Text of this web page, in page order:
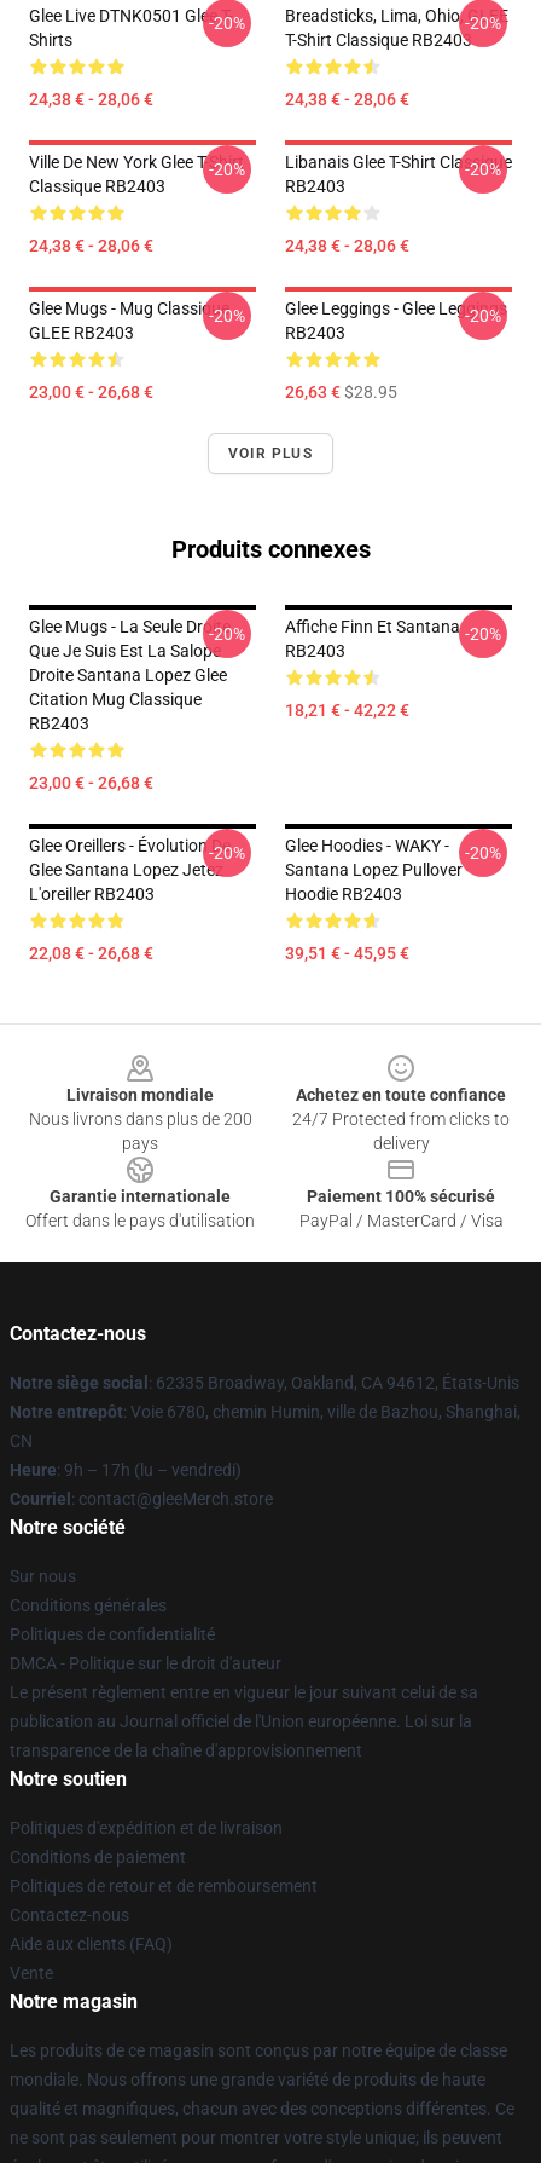
Glee Live DTNK0501 Glee T-
Shirts
24,38 € - 28,06 €
-20%
Breadsticks, Lima, Ohio, GLEE
T-Shirt Classique RB2403
24,38 € - 28,06 €
-20%
Ville De New York Glee T-Shirt
Classique RB2403
24,38 € - 28,06 €
-20%
Libanais Glee T-Shirt Classique
RB2403
24,38 € - 28,06 €
-20%
Glee Mugs - Mug Classique
GLEE RB2403
23,00 € - 26,68 €
-20%
Glee Leggings - Glee Leggings
RB2403
26,63 €$28.95
-20%
VOIR PLUS
Produits connexes
Glee Mugs - La Seule Droite
Que Je Suis Est La Salope
Droite Santana Lopez Glee
Citation Mug Classique
RB2403
23,00 € - 26,68 €
-20%
Affiche Finn Et Santana
RB2403
18,21 € - 42,22 €
-20%
Glee Oreillers - Évolution De
Glee Santana Lopez Jetez
L'oreiller RB2403
22,08 € - 26,68 €
-20%
Glee Hoodies - WAKY -
Santana Lopez Pullover
Hoodie RB2403
39,51 € - 45,95 €
-20%
Livraison mondiale
Nous livrons dans plus de 200
pays
Achetez en toute confiance
24/7 Protected from clicks to
delivery
Garantie internationale
Offert dans le pays d'utilisation
Paiement 100% sécurisé
PayPal / MasterCard / Visa
Contactez-nous
Notre siège social : 62335 Broadway, Oakland, CA 94612, États-Unis
Notre entrepôt: Voie 6780, chemin Humin, ville de Bazhou, Shanghai,
CN
Heure: 9h – 17h (lu – vendredi)
Courriel : contact@gleeMerch.store
Notre société
Sur nous
Conditions générales
Politiques de confidentialité
DMCA - Politique sur le droit d'auteur
Le présent règlement entre en vigueur le jour suivant celui de sa
publication au Journal officiel de l'Union européenne. Loi sur la
transparence de la chaîne d'approvisionnement
Notre soutien
Politiques d'expédition et de livraison
Conditions de paiement
Politiques de retour et de remboursement
Contactez-nous
Aide aux clients (FAQ)
Vente
Notre magasin
Les produits de ce magasin sont conçus par notre équipe de classe
mondiale. Nous offrons une grande variété de produits de haute
qualité et magnifiques, chacun avec des conceptions différentes. Ce
ne sont pas seulement pour montrer votre style unique; ils peuvent